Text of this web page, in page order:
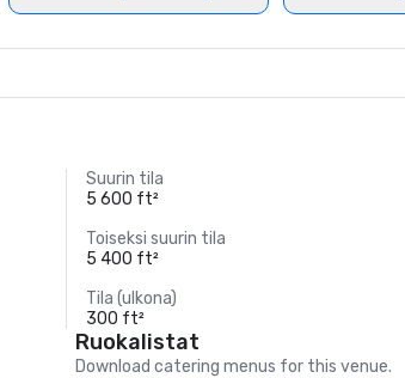
Suurin tila
5 600 ft²
Toiseksi suurin tila
5 400 ft²
Tila (ulkona)
300 ft²
Ruokalistat
Download catering menus for this venue.